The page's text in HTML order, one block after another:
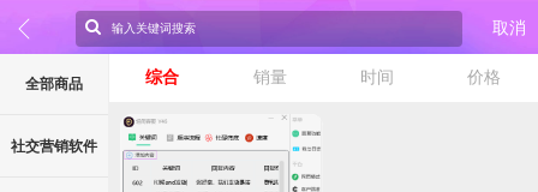
取消
全部商品
社交营销软件
综合 销量 时间 价格